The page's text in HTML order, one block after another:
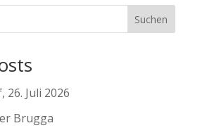
Suchen
Juli 2026
Brugga